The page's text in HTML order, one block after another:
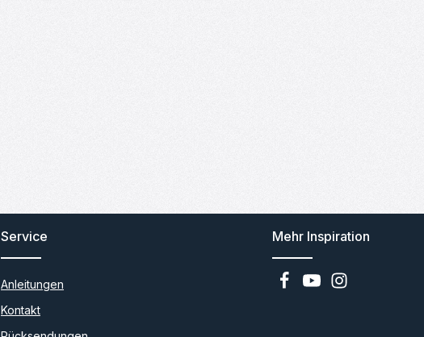
Service
Anleitungen
Kontakt
Mehr Inspiration